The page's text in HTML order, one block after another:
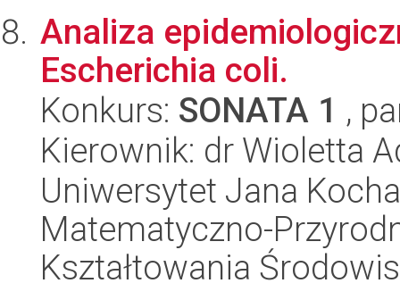
Analiza
Escherichia coli.
Konkurs: SONATA 1 ,
Kierownik: dr Wioletta
Uniwersytet Jana
Matematyczno-
Kształtowania